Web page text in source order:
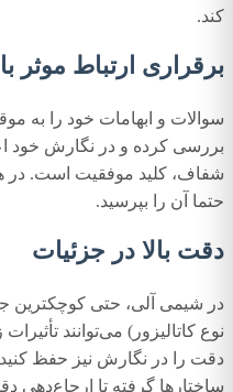
کند.
برقراری ارتباط موثر
سوالات و ابهامات خود را به
بررسی کرده و در نگارش خود
شفاف، کلید موفقیت است. در
حتما آن را بپرسید.
دقت بالا در جزئیات
در شیمی آلی، حتی کوچکترین
نوع کاتالیزور) می‌توانند
دقت را در نگارش نیز حفظ
ساختارها گرفته تا ارجاع‌دهی